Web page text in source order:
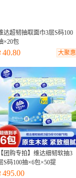
达超韧抽取面巾3层S码100
×20包
40.80 大聚惠
【团购专拍】维达细韧软抽3
S码100抽×6包×50提
495.00